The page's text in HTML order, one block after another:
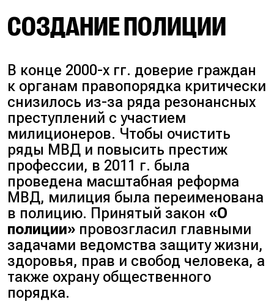
СОЗДАНИЕ ПОЛИЦИИ
В конце 2000-х гг. доверие граждан
к органам правопорядка критически
снизилось из-за ряда резонансных
преступлений с участием
милиционеров. Чтобы очистить
ряды МВД и повысить престиж
профессии, в 2011 г. была
проведена масштабная реформа
МВД, милиция была переименована
в полицию. Принятый закон «О
полиции» провозгласил главными
задачами ведомства защиту жизни,
здоровья, прав и свобод человека, а
также охрану общественного
порядка.